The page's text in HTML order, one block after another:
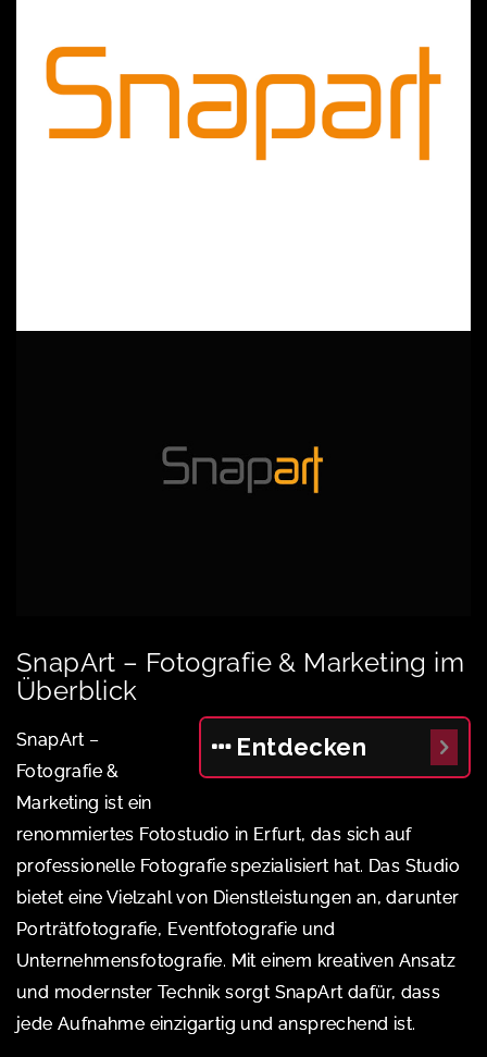
SnapArt – Fotografie & Marketing im
Überblick
Entdecken
SnapArt –
Fotografie &
Marketing ist ein
renommiertes Fotostudio in Erfurt, das sich auf
professionelle Fotografie spezialisiert hat. Das Studio
bietet eine Vielzahl von Dienstleistungen an, darunter
Porträtfotografie, Eventfotografie und
Unternehmensfotografie. Mit einem kreativen Ansatz
und modernster Technik sorgt SnapArt dafür, dass
jede Aufnahme einzigartig und ansprechend ist.